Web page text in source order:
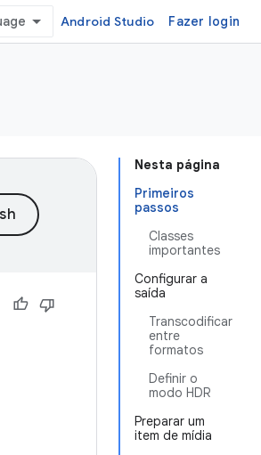
Android Studio Fazer login
Nesta página
Primeiros
passos
Classes
importantes
Configurar a
saída
Transcodificar
entre
formatos
Definir o
modo HDR
Preparar um
item de mídia